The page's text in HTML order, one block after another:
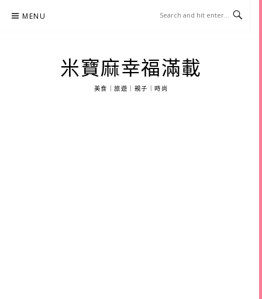
MENU
米寶麻幸福滿載
美食｜旅遊｜親子｜時尚